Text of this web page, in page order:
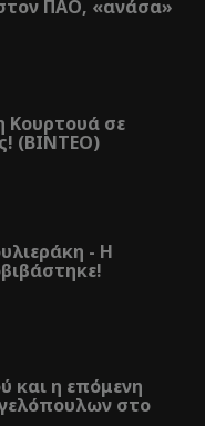
ΠΑΟ, «ανάσα»
Κουρτουά σε
(ΒΙΝΤΕΟ)
- Η
και η επόμενη
στο